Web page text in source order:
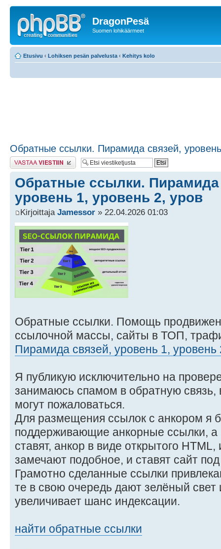
DragonPesä
Suomen lohikäärmeet
Etusivu ‹ Lohiksen pesän palvelusta ‹ Kehitys kolo
Обратные ссылки. Пирамида связей,
Lähetä vastaus
Обратные ссылки. Пирамида
уровень 1, уровень 2, уров
Kirjoittaja Jamessor » 22.04.2026 01:03
Обратные ссылки. Помощь
ссылочной массы, сайты в ТОП,
Пирамида связей, уровень 1, уровень
Я публикую исключительно на
занимаюсь спамом в обратную связь,
могут пожаловаться.
Для размещения ссылок с анкором я
поддерживающие анкорные ссылки, а
ставят, анкор в виде открытого
замечают подобное, и ставят сайт
Грамотно сделанные ссылки
те в свою очередь дают зелёный свет
увеличивает шанс индексации.
найти обратные ссылки